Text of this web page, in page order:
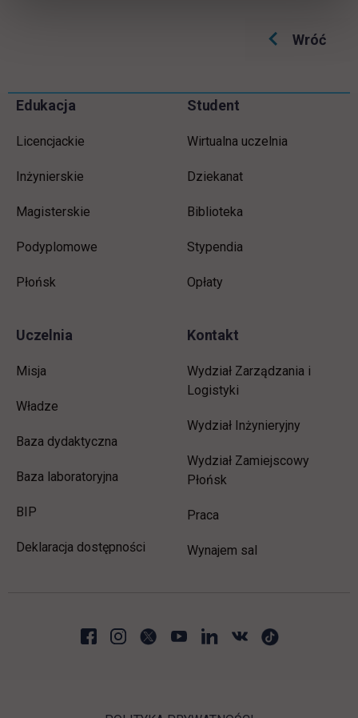
Wróć
Pomiń
Informacje w stopce
Edukacja
Licencjackie
Inżynierskie
Magisterskie
Podyplomowe
Płońsk
Student
Wirtualna uczelnia
Dziekanat
Biblioteka
Stypendia
Opłaty
Uczelnia
Misja
Władze
Baza dydaktyczna
Baza laboratoryjna
BIP link otwiera się w nowej karcie
Deklaracja dostępności
Kontakt
Wydział Zarządzania i
Logistyki
Wydział Inżynieryjny
Wydział Zamiejscowy
Płońsk
Praca
Wynajem sal